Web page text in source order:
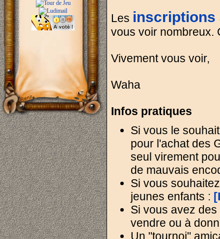
Les inscriptions
vous voir nombreux.
Vivement vous voir,
Waha
Infos pratiques
Si vous le
pour l'achat des
seul virement
de mauvais
Si vous
jeunes enfants :
Si vous avez
vendre ou à
Un "tournoi"